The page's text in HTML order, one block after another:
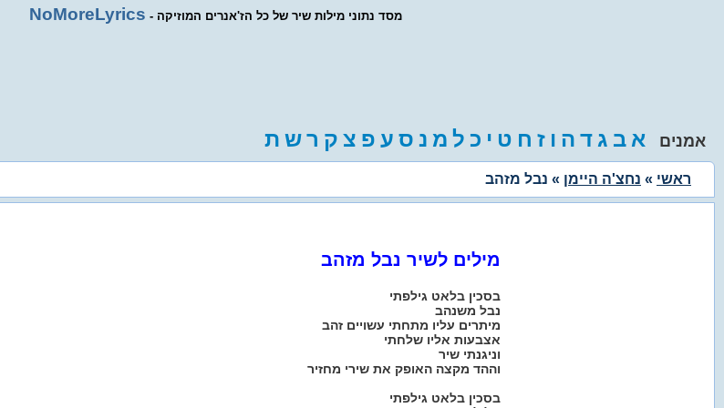
NoMoreLyrics - מסד נתוני מילות שיר של כל הז'אנרים המוזיקה
אמנים א ב ג ד ה ו ז ח ט י כ ל מ נ ס ע פ צ ק רש ת
ראשי » נחצ'ה היימן » נבל מזהב
מילים לשיר נבל מזהב
בסכין בלאט גילפתי
נבל משנהב
מיתרים עליו מתחתי עשויים זהב
אצבעות אליו שלחתי
וניגנתי שיר
וההד מקצה האופק את שירי מחזיר
בסכין בלאט גילפתי